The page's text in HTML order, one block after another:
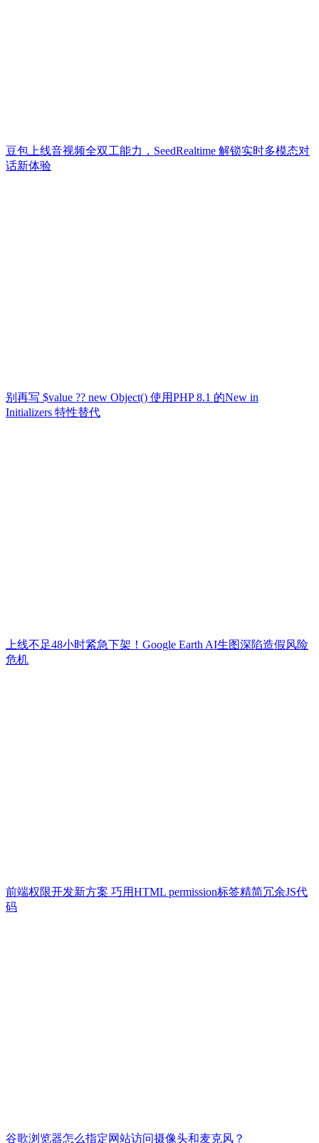
豆包上线音视频全双工能力，SeedRealtime 解锁实时多模态对
话新体验
别再写 $value ?? new Object() 使用PHP 8.1 的New in
Initializers 特性替代
上线不足48小时紧急下架！Google Earth AI生图深陷造假风险
危机
前端权限开发新方案 巧用HTML permission标签精简冗余JS代
码
谷歌浏览器怎么指定网站访问摄像头和麦克风？